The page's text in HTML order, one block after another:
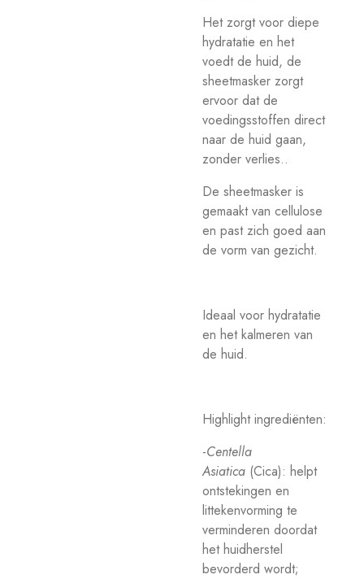
Het zorgt voor diepe
hydratatie en het
voedt de huid, de
sheetmasker zorgt
ervoor dat de
voedingsstoffen direct
naar de huid gaan,
zonder verlies..
De sheetmasker is
gemaakt van cellulose
en past zich goed aan
de vorm van gezicht.
Ideaal voor hydratatie
en het kalmeren van
de huid.
Highlight ingrediënten:
-Centella
Asiatica (Cica): helpt
ontstekingen en
littekenvorming te
verminderen doordat
het huidherstel
bevorderd wordt;